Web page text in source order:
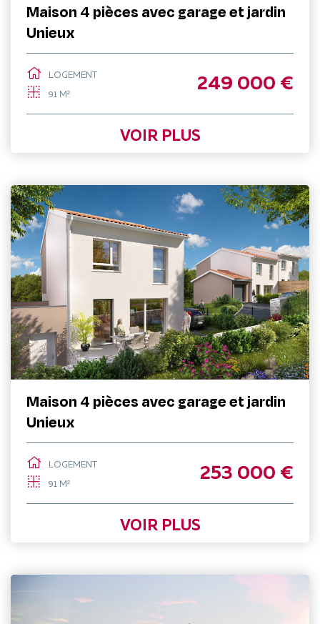
Maison 4 pièces avec garage et jardin
Unieux
LOGEMENT
91 M²
249 000 €
VOIR PLUS
Maison 4 pièces avec garage et jardin
Unieux
LOGEMENT
91 M²
253 000 €
VOIR PLUS